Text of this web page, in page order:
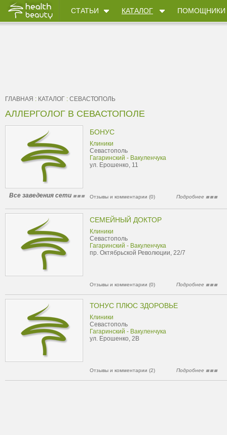
СТАТЬИ КАТАЛОГ ПОМОЩНИКИ
ГЛАВНАЯ : КАТАЛОГ : СЕВАСТОПОЛЬ
АЛЛЕРГОЛОГ В СЕВАСТОПОЛЕ
БОНУС
Клиники
Севастополь
Гагаринский - Вакуленчука
ул. Ерошенко, 11
Все заведения сети Отзывы и комментарии (0) Подробнее
СЕМЕЙНЫЙ ДОКТОР
Клиники
Севастополь
Гагаринский - Вакуленчука
пр. Октябрьской Революции, 22/7
Отзывы и комментарии (0) Подробнее
ТОНУС ПЛЮС ЗДОРОВЬЕ
Клиники
Севастополь
Гагаринский - Вакуленчука
ул. Ерошенко, 2В
Отзывы и комментарии (2) Подробнее